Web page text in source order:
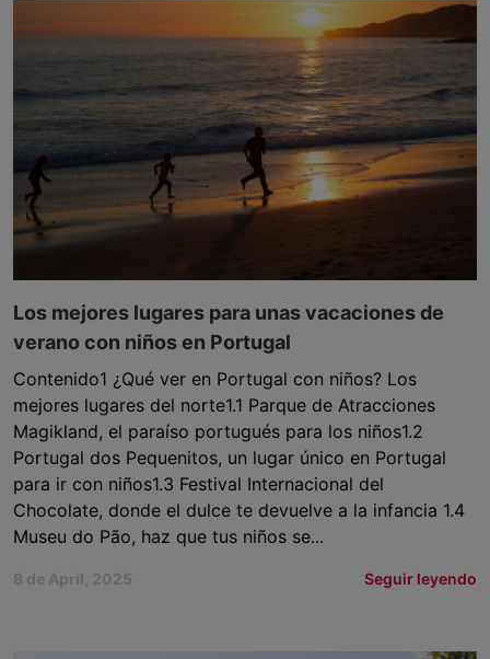
Los mejores lugares para unas vacaciones de
verano con niños en Portugal
Contenido1 ¿Qué ver en Portugal con niños? Los
mejores lugares del norte1.1 Parque de Atracciones
Magikland, el paraíso portugués para los niños1.2
Portugal dos Pequenitos, un lugar único en Portugal
para ir con niños1.3 Festival Internacional del
Chocolate, donde el dulce te devuelve a la infancia 1.4
Museu do Pão, haz que tus niños se...
8 de April, 2025 Seguir leyendo